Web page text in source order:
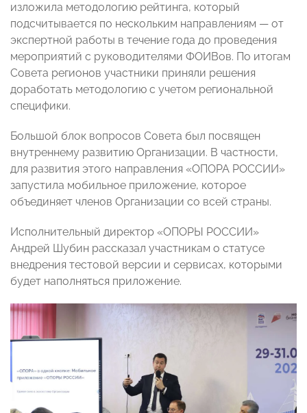
изложила методологию рейтинга, который
подсчитывается по нескольким направлениям — от
экспертной работы в течение года до проведения
мероприятий с руководителями ФОИВов. По итогам
Совета регионов участники приняли решения
доработать методологию с учетом региональной
специфики.
Большой блок вопросов Совета был посвящен
внутреннему развитию Организации. В частности,
для развития этого направления «ОПОРА РОССИИ»
запустила мобильное приложение, которое
объединяет членов Организации со всей страны.
Исполнительный директор «ОПОРЫ РОССИИ»
Андрей Шубин рассказал участникам о статусе
внедрения тестовой версии и сервисах, которыми
будет наполняться приложение.